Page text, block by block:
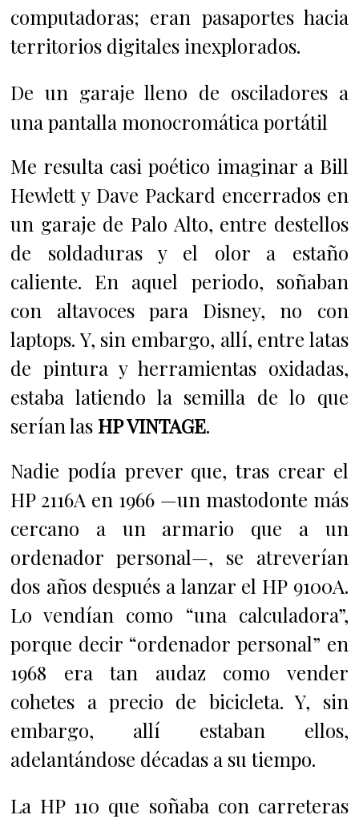
computadoras; eran pasaportes hacia
territorios digitales inexplorados.
De un garaje lleno de osciladores a
una pantalla monocromática portátil
Me resulta casi poético imaginar a Bill
Hewlett y Dave Packard encerrados en
un garaje de Palo Alto, entre destellos
de soldaduras y el olor a estaño
caliente. En aquel periodo, soñaban
con altavoces para Disney, no con
laptops. Y, sin embargo, allí, entre latas
de pintura y herramientas oxidadas,
estaba latiendo la semilla de lo que
serían las HP VINTAGE.
Nadie podía prever que, tras crear el
HP 2116A en 1966 —un mastodonte más
cercano a un armario que a un
ordenador personal—, se atreverían
dos años después a lanzar el HP 9100A.
Lo vendían como “una calculadora”,
porque decir “ordenador personal” en
1968 era tan audaz como vender
cohetes a precio de bicicleta. Y, sin
embargo, allí estaban ellos,
adelantándose décadas a su tiempo.
La HP 110 que soñaba con carreteras